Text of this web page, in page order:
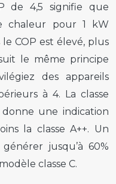
de 4,5 signifie que
chaleur pour 1 kW
COP est élevé, plus
suit le même principe
des appareils
à 4. La classe
donne une indication
la classe A++. Un
jusqu’à 60%
classe C.